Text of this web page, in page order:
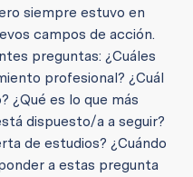
siempre estuvo en
campos de acción.
preguntas: ¿Cuáles
profesional? ¿Cuál
¿Qué es lo que más
dispuesto/a a seguir?
de estudios? ¿Cuándo
a estas pregunta